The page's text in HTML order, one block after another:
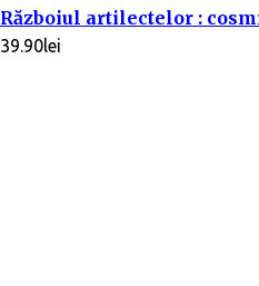
Războiul artilectelor :
39.90lei